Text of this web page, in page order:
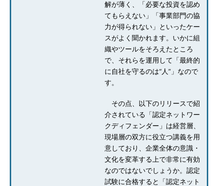
解が薄く、「必要な投資を認め
てもらえない」「事業部門の協
力が得られない」といったケー
スがよく聞かれます。いかに組
織やツールをそろえたところ
で、それらを運用して「最終的
に自社を守るのは“人”」なので
す。
その点、以下のリリースで紹
介されている「認定ネットワー
クディフェンダー」は経営層、
現場層の双方に役立つ講義を用
意しており、企業全体の意識・
文化を変革する上で非常に有効
なのではないでしょうか。認定
試験に合格すると「認定ネット